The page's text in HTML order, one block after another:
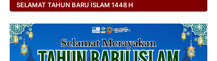
SELAMAT TAHUN BARU ISLAM 1448 H